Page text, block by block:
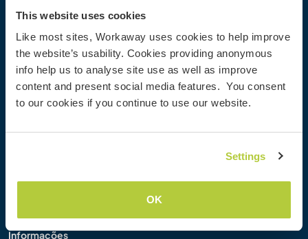
This website uses cookies
Like most sites, Workaway uses cookies to help improve
the website’s usability. Cookies providing anonymous
info help us to analyse site use as well as improve
content and present social media features. You consent
to our cookies if you continue to use our website.
Settings
OK
Comunidade
Workaway Blog
Galeria de Fotos Workaway
Workaway.tv
Informações